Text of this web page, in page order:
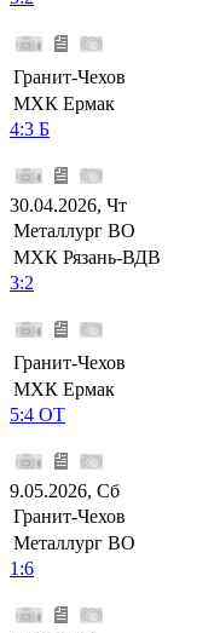
Гранит-Чехов
МХК Ермак
4:3 Б
30.04.2026, Чт
Металлург ВО
МХК Рязань-ВДВ
3:2
Гранит-Чехов
МХК Ермак
5:4 ОТ
9.05.2026, Сб
Гранит-Чехов
Металлург ВО
1:6